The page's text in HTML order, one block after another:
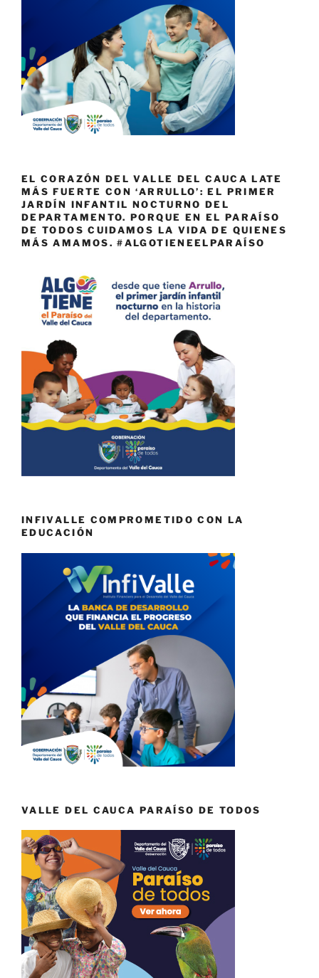
EL CORAZÓN DEL VALLE DEL CAUCA LATE
MÁS FUERTE CON ‘ARRULLO’: EL PRIMER
JARDÍN INFANTIL NOCTURNO DEL
DEPARTAMENTO. PORQUE EN EL PARAÍSO
DE TODOS CUIDAMOS LA VIDA DE QUIENES
MÁS AMAMOS. #ALGOTIENEELPARAÍSO
INFIVALLE COMPROMETIDO CON LA
EDUCACIÓN
VALLE DEL CAUCA PARAÍSO DE TODOS